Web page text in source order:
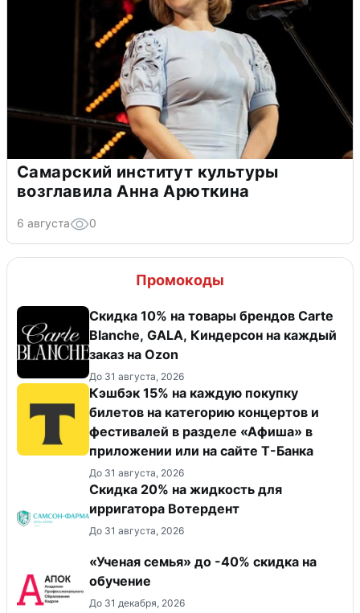
Самарский институт культуры
возглавила Анна Арюткина
6 августа 0
Промокоды
Скидка 10% на товары брендов Carte
Blanche, GALA, Киндерсон на каждый
заказ на Оzon
До 31 августа, 2026
Кэшбэк 15% на каждую покупку
билетов на категорию концертов и
фестивалей в разделе «Афиша» в
приложении или на сайте Т-Банка
До 31 августа, 2026
Скидка 20% на жидкость для
ирригатора Вотердент
До 31 августа, 2026
«Ученая семья» до -40% скидка на
обучение
До 31 декабря, 2026